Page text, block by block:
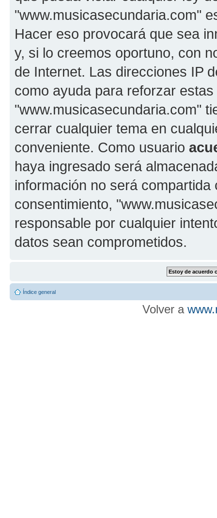
"www.musicasecundaria.com"
Hacer eso provocará que sea
y, si lo creemos oportuno, con
de Internet. Las direcciones IP
como ayuda para reforzar
"www.musicasecundaria.com"
cerrar cualquier tema en
conveniente. Como usuario
haya ingresado será
información no será
consentimiento,
responsable por cualquier
datos sean comprometidos.
Índice general
Volver a